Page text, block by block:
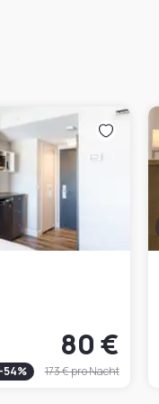
80 €
-54% 173 €pro Nacht